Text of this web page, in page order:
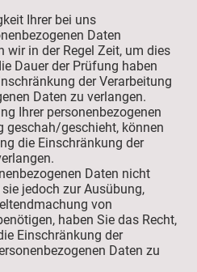
Ihrer bei uns
Daten
wir in der Regel Zeit, um dies
Dauer der Prüfung haben
der Verarbeitung
Daten zu verlangen.
Ihrer personenbezogenen
geschah/geschieht, können
die Einschränkung der
Daten nicht
jedoch zur Ausübung,
von
haben Sie das Recht,
Einschränkung der
Daten zu